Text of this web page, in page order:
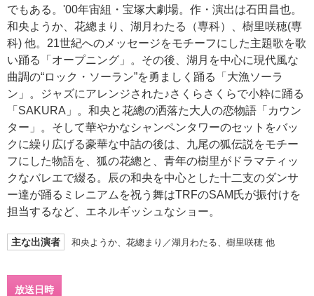
でもある。'00年宙組・宝塚大劇場。作・演出は石田昌也。
和央ようか、花總まり、湖月わたる（専科）、樹里咲穂(専
科) 他。21世紀へのメッセージをモチーフにした主題歌を歌
い踊る「オープニング」。その後、湖月を中心に現代風な
曲調の“ロック・ソーラン”を勇ましく踊る「大漁ソーラ
ン」。ジャズにアレンジされた♪さくらさくらで小粋に踊る
「SAKURA」。和央と花總の洒落た大人の恋物語「カウン
ター」。そして華やかなシャンペンタワーのセットをバッ
クに繰り広げる豪華な中詰の後は、九尾の狐伝説をモチー
フにした物語を、狐の花總と、青年の樹里がドラマティッ
クなバレエで綴る。辰の和央を中心とした十二支のダンサ
ー達が踊るミレニアムを祝う舞はTRFのSAM氏が振付けを
担当するなど、エネルギッシュなショー。
主な出演者 和央ようか、花總まり／湖月わたる、樹里咲穂 他
放送日時